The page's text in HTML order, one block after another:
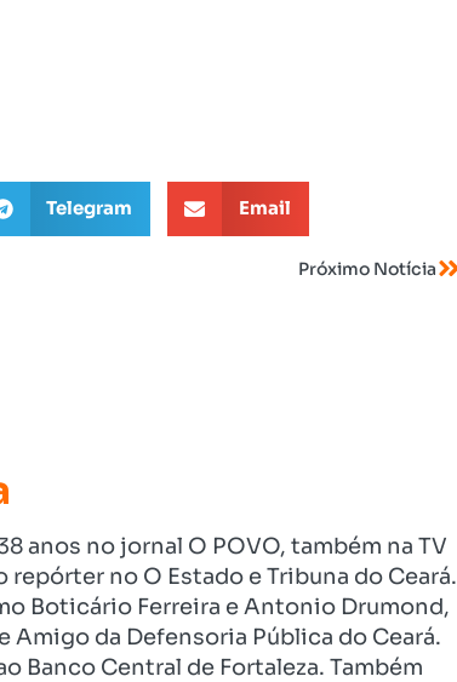
Telegram Email
Próximo Notícia
anos no jornal O POVO, também na TV
repórter no O Estado e Tribuna do Ceará.
Boticário Ferreira e Antonio Drumond,
Amigo da Defensoria Pública do Ceará.
Banco Central de Fortaleza. Também